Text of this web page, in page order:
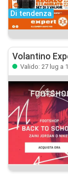
Di tendenza
Volantino
Valido: 27 lug a